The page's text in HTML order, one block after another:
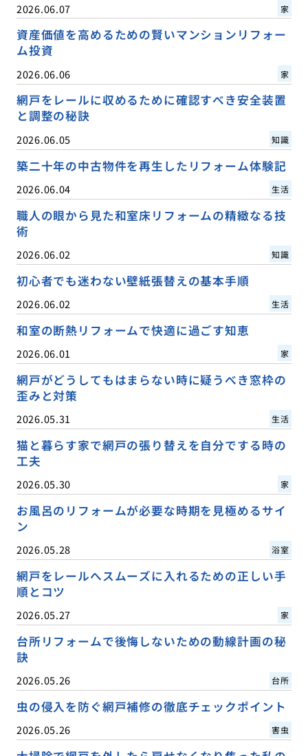
2026.06.07 家
資産価値を高めるための賢いマンションリフォー
ム投資
2026.06.06 家
網戸をレールに収めるために確認すべき安全装置
と調整の秘訣
2026.06.05 知識
築二十年の中古物件を再生したリフォーム体験記
2026.06.04 生活
職人の眼から見た和室床リフォームの精緻なる技
術
2026.06.02 知識
初心者でも迷わない壁紙張替えの基本手順
2026.06.02 生活
和室の断熱リフォームで快適に過ごす知恵
2026.06.01 家
網戸がどうしてもはまらない時に疑うべき窓枠の
歪みと対策
2026.05.31 生活
猫と暮らす家で網戸の張り替えを自分でする時の
工夫
2026.05.30 家
お風呂のリフォームが必要な時期を見極めるサイ
ン
2026.05.28 浴室
網戸をレールへスムーズに入れるための正しい手
順とコツ
2026.05.27 家
台所リフォームで後悔しないための動線計画の秘
訣
2026.05.26 台所
虫の侵入を防ぐ網戸補修の徹底チェックポイント
2026.05.26 害虫